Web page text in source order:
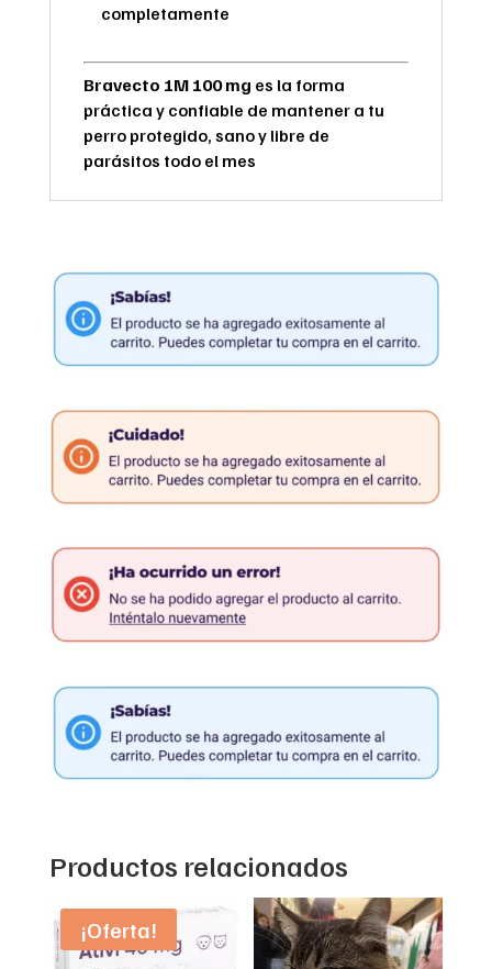
completamente
Bravecto 1M 100 mg es la forma
práctica y confiable de mantener a tu
perro protegido, sano y libre de
parásitos todo el mes
Productos relacionados
¡Oferta!